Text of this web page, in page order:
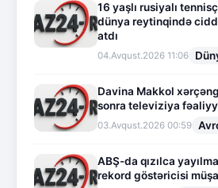
16 yaşlı rusiyalı
dünya reytinqində
atdı
04.Avqust.2026 11:06
Davina Makkol
sonra televiziya
03.Avqust.2026 00:59
ABŞ-da qızılca
rekord göstəricisi